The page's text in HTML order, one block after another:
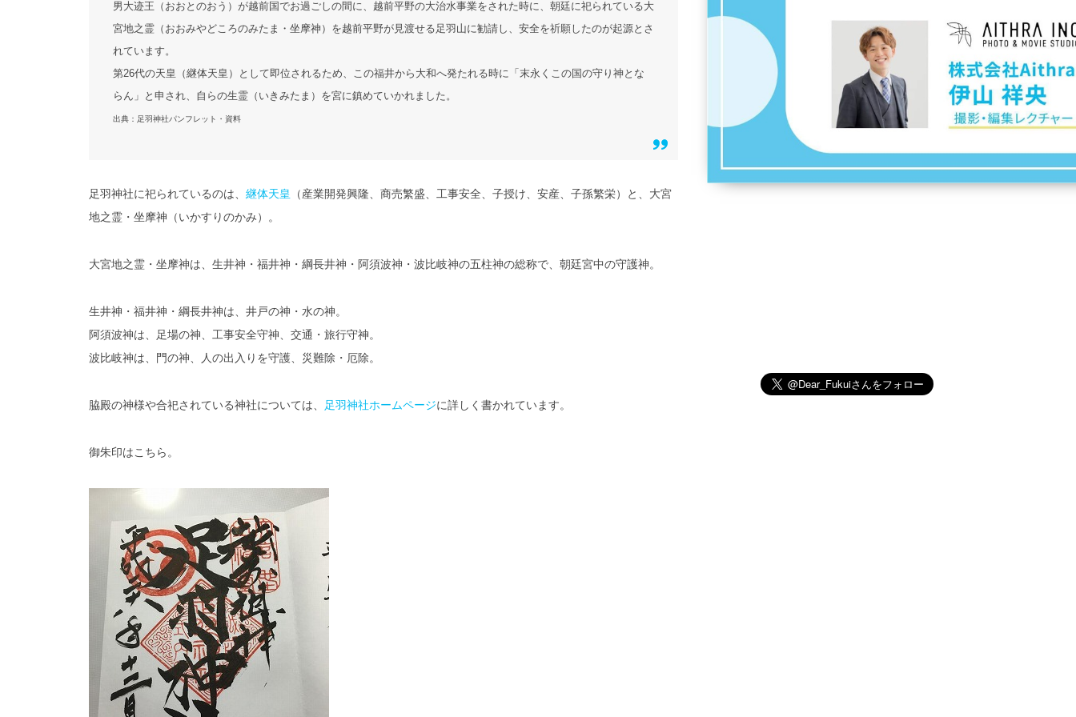
男大迹王（おおとのおう）が越前国でお過ごしの間に、越前平野の大治水事業をされた時に、朝廷に祀られている大
宮地之霊（おおみやどころのみたま・坐摩神）を越前平野が見渡せる足羽山に勧請し、安全を祈願したのが起源とさ
れています。
第26代の天皇（継体天皇）として即位されるため、この福井から大和へ発たれる時に「末永くこの国の守り神とな
らん」と申され、自らの生霊（いきみたま）を宮に鎮めていかれました。
出典：足羽神社パンフレット・資料
足羽神社に祀られているのは、 継体天皇 （産業開発興隆、商売繁盛、工事安全、子授け、安産、子孫繁栄）と、大宮
地之霊・坐摩神（いかすりのかみ）。
大宮地之霊・坐摩神は、生井神・福井神・綱長井神・阿須波神・波比岐神の五柱神の総称で、朝廷宮中の守護神。
生井神・福井神・綱長井神は、井戸の神・水の神。
阿須波神は、足場の神、工事安全守神、交通・旅行守神。
波比岐神は、門の神、人の出入りを守護、災難除・厄除。
脇殿の神様や合祀されている神社については、 足羽神社ホームページに詳しく書かれています。
御朱印はこちら。